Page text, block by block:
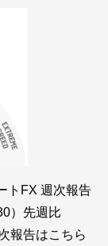
トFX 週次報告
）先週比
報告はこちら